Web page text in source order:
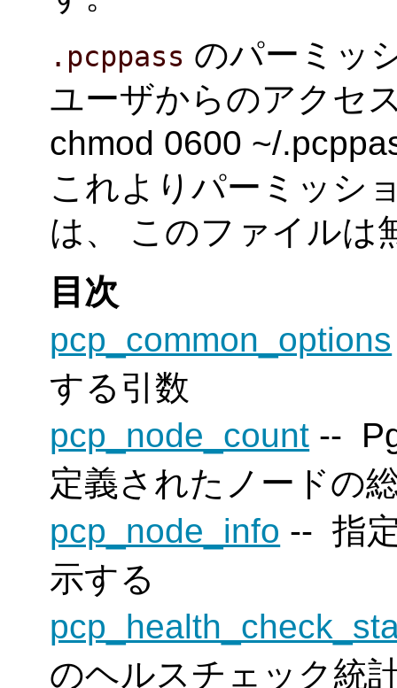
.pcppass のパーミッ
ユーザからのアクセ
chmod 0600 ~/
これよりパーミッシ
は、 このファイルは
目次
pcp_common_options
する引数
pcp_node_count --
定義されたノードの
pcp_node_info -- 指
示する
のヘルスチェック統